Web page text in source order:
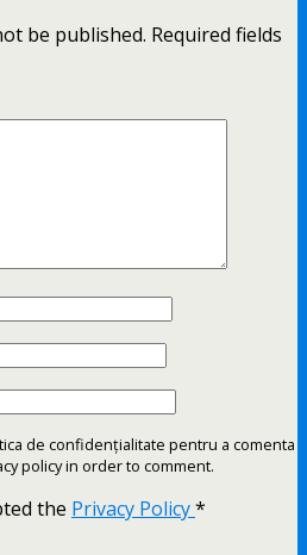
be published. Required fields
de confidențialitate pentru a comenta
policy in order to comment.
the Privacy Policy*